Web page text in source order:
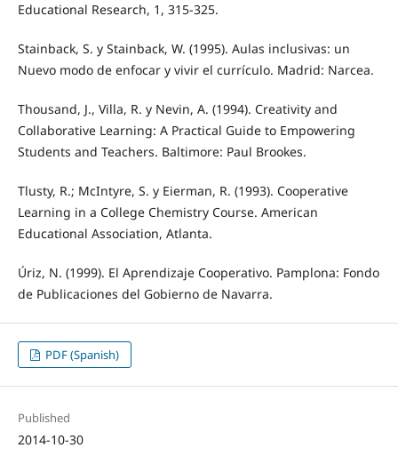
Educational Research, 1, 315-325.
Stainback, S. y Stainback, W. (1995). Aulas inclusivas: un
Nuevo modo de enfocar y vivir el currículo. Madrid: Narcea.
Thousand, J., Villa, R. y Nevin, A. (1994). Creativity and
Collaborative Learning: A Practical Guide to Empowering
Students and Teachers. Baltimore: Paul Brookes.
Tlusty, R.; McIntyre, S. y Eierman, R. (1993). Cooperative
Learning in a College Chemistry Course. American
Educational Association, Atlanta.
Úriz, N. (1999). El Aprendizaje Cooperativo. Pamplona: Fondo
de Publicaciones del Gobierno de Navarra.
PDF (Spanish)
Published
2014-10-30